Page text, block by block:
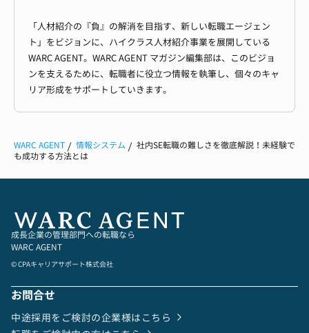
「人材紹介の『負』の解消を目指す、新しい転職エージェン
ト」をビジョンに、ハイクラス人材紹介事業を展開している
WARC AGENT。WARC AGENT マガジン編集部は、このビジョ
ンを支えるために、転職者に役立つ情報を執筆し、個々のキャ
リア形成をサポートしていきます。
WARC AGENT 情報システム
社内SE転職の難しさを徹底解説！未経験で
も成功する方法とは
成長企業の管理部門への転職なら
WARC AGENT
© CPAキャリアサポート株式会社
お問合せ
中途採用をご検討の企業様はこちら